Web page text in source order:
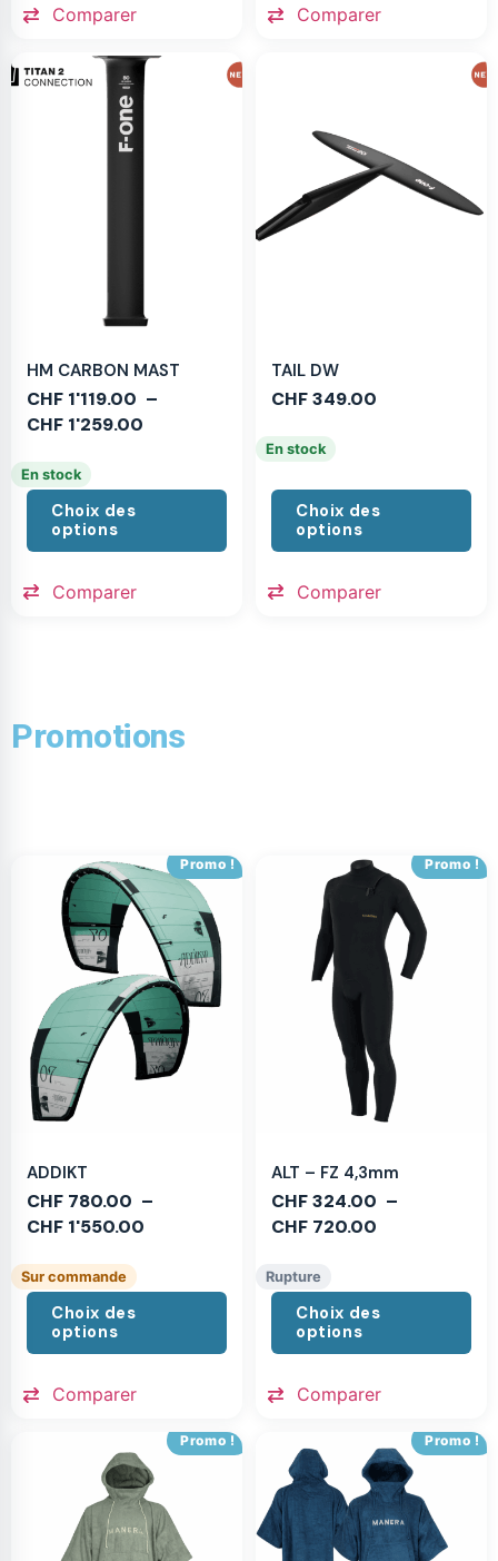
Comparer Comparer
HM CARBON MAST
CHF 1'119.00 –
CHF 1'259.00
En stock
Choix des
options
Comparer
TAIL DW
CHF349.00
En stock
Choix des
options
Comparer
Promotions
Promo !
ADDIKT
CHF 780.00 –
CHF 1'550.00
Sur commande
Choix des
options
Comparer
Promo !
ALT – FZ 4,3mm
CHF324.00 –
CHF 720.00
Rupture
Choix des
options
Comparer
Promo ! Promo !